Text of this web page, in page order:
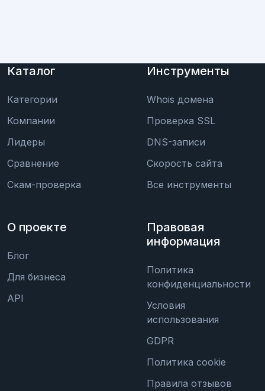
Каталог
Категории
Компании
Лидеры
Сравнение
Скам-проверка
Инструменты
Whois домена
Проверка SSL
DNS-записи
Скорость сайта
Все инструменты
О проекте
Блог
Для бизнеса
API
Правовая
информация
Политика
конфиденциальности
Условия
использования
GDPR
Политика cookie
Правила отзывов